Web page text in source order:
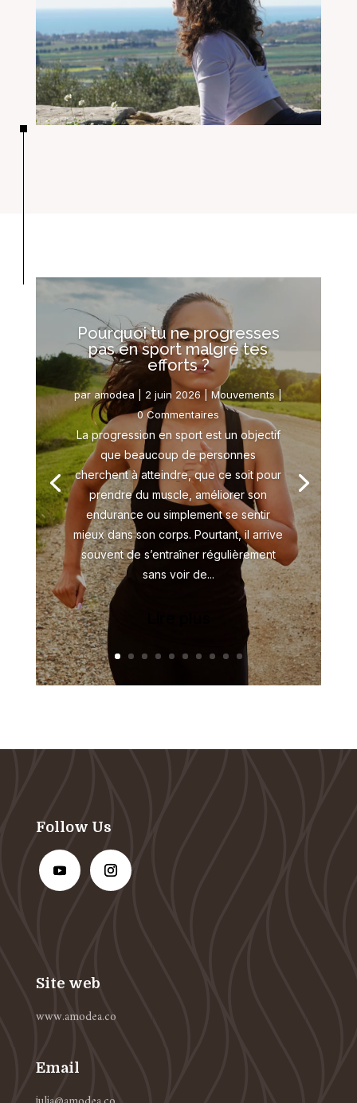
Pourquoi tu ne progresses
pas en sport malgré tes
efforts ?
paramodea 2 juin 2026 |Mouvements|
0 Commentaires
La progression en sport est un objectif
que beaucoup de personnes
cherchent à atteindre, que ce soit pour
prendre du muscle, améliorer son
endurance ou simplement se sentir
mieux dans son corps. Pourtant, il arrive
souvent de s’entraîner régulièrement
sans voir de...
Follow Us
Site web
www.amodea.co
Email